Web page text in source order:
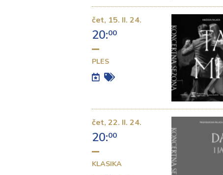
čet, 15. II. 24.
20:00
PLES
čet, 22. II. 24.
20:00
KLASIKA